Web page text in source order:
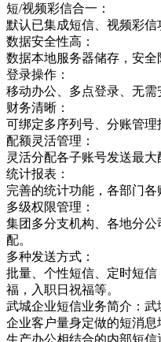
短/视频彩信合一：
默认已集成短信、视频彩信
数据安全性高：
数据本地服务器储存，安全
登录操作：
移动办公、多点登录、无需
财务清晰：
可绑定多序列号、分账管理
配额灵活管理：
灵活分配各子账号发送最大
统计报表：
完善的统计功能，各部门各
多级权限管理：
集团多分支机构、各地分
配。
多种发送方式：
批量、个性短信、定时短
福，入职日祝福等。
武城企业短信业务简介：武
企业客户量身定做的短消
生产办公相结合的内部短信